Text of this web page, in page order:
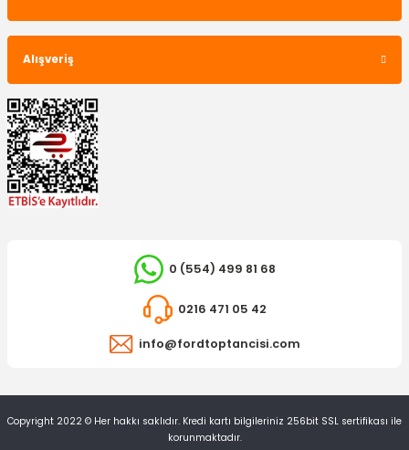
Alışveriş
0 (554) 499 81 68
0216 471 05 42
info@fordtoptancisi.com
Copyright 2022 © Her hakkı saklıdır. Kredi kartı bilgileriniz 256bit SSL sertifikası ile
korunmaktadır.